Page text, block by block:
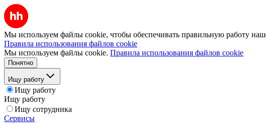
Мы используем файлы cookie, чтобы обеспечивать правильную работу
Правила использования файлов cookie
Мы используем файлы cookie. Правила использования файлов cookie
Понятно
Ищу работу
Ищу работу
Ищу работу
Ищу сотрудника
Сервисы